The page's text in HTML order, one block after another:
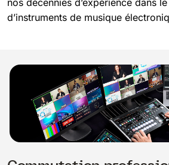
nos décennies d’expérience dans
d’instruments de musique